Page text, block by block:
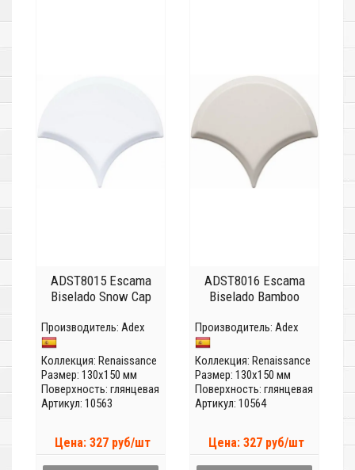
ADST8015 Escama
Biselado Snow Cap
Производитель: Adex
Коллекция: Renaissance
Размер: 130x150 мм
Поверхность: глянцевая
Артикул: 10563
Цена: 327 руб/шт
ADST8016 Escama
Biselado Bamboo
Производитель: Adex
Коллекция: Renaissance
Размер: 130x150 мм
Поверхность: глянцевая
Артикул: 10564
Цена: 327 руб/шт